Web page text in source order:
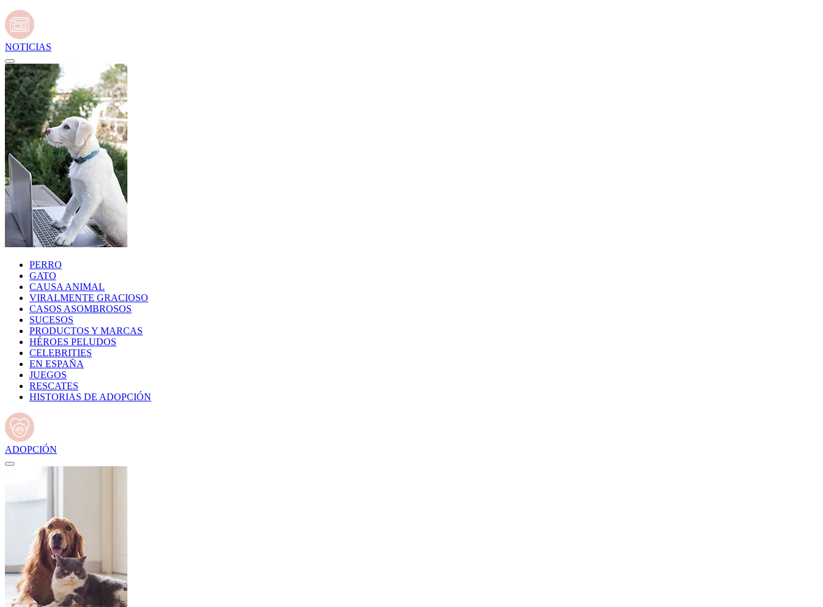
NOTICIAS
PERRO
GATO
CAUSA ANIMAL
VIRALMENTE GRACIOSO
CASOS ASOMBROSOS
SUCESOS
PRODUCTOS Y MARCAS
HÉROES PELUDOS
CELEBRITIES
EN ESPAÑA
JUEGOS
RESCATES
HISTORIAS DE ADOPCIÓN
ADOPCIÓN